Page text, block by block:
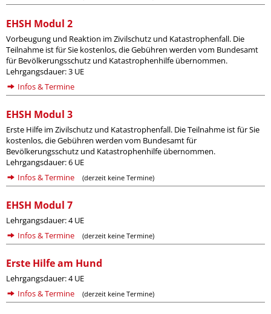
EHSH Modul 2
Vorbeugung und Reaktion im Zivilschutz und Katastrophenfall. Die
Teilnahme ist für Sie kostenlos, die Gebühren werden vom Bundesamt
für Bevölkerungsschutz und Katastrophenhilfe übernommen.
Lehrgangsdauer: 3 UE
Infos & Termine
EHSH Modul 3
Erste Hilfe im Zivilschutz und Katastrophenfall. Die Teilnahme ist für Sie
kostenlos, die Gebühren werden vom Bundesamt für
Bevölkerungsschutz und Katastrophenhilfe übernommen.
Lehrgangsdauer: 6 UE
Infos & Termine
(derzeit keine Termine)
EHSH Modul 7
Lehrgangsdauer: 4 UE
Infos & Termine
(derzeit keine Termine)
Erste Hilfe am Hund
Lehrgangsdauer: 4 UE
Infos & Termine
(derzeit keine Termine)